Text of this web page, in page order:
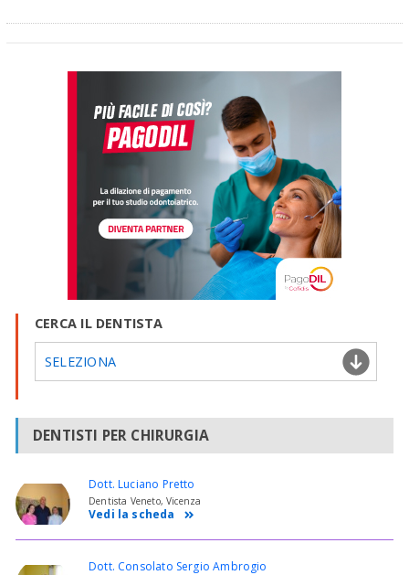
CERCA IL DENTISTA
SELEZIONA
DENTISTI PER CHIRURGIA
Dott. Luciano Pretto
Dentista Veneto, Vicenza
Vedi la scheda
Dott. Consolato Sergio Ambrogio